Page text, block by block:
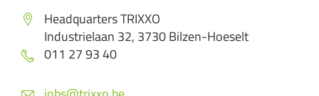
Headquarters TRIXXO
Industrielaan 32, 3730 Bilzen-Hoeselt
011 27 93 40